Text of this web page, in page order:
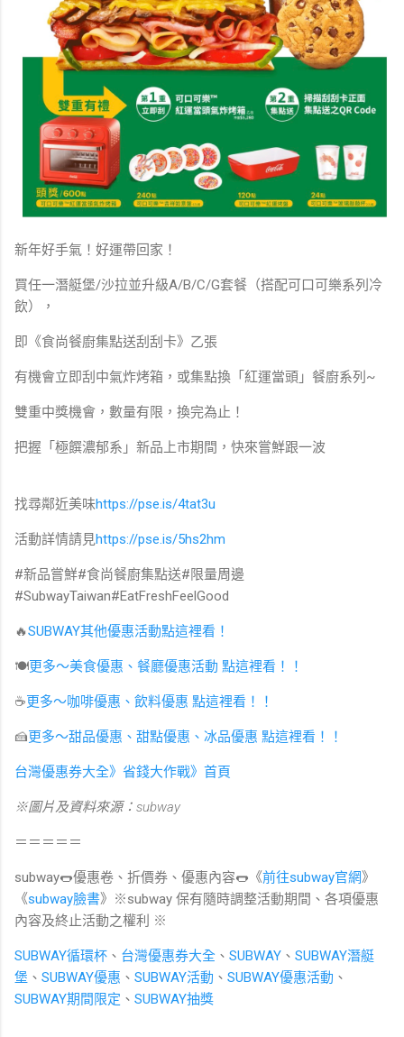
新年好手氣！好運帶回家！
買任一潛艇堡/沙拉並升級A/B/C/G套餐（搭配可口可樂系列冷
飲），
即《食尚餐廚集點送刮刮卡》乙張
有機會立即刮中氣炸烤箱，或集點換「紅運當頭」餐廚系列~
雙重中獎機會，數量有限，換完為止！
把握「極饌濃郁系」新品上市期間，快來嘗鮮跟一波
找尋鄰近美味https://pse.is/4tat3u
活動詳情請見https://pse.is/5hs2hm
#新品嘗鮮#食尚餐廚集點送#限量周邊
#SubwayTaiwan#EatFreshFeelGood
🔥SUBWAY其他優惠活動點這裡看！
🍽更多～美食優惠、餐廳優惠活動 點這裡看！！
☕️更多～咖啡優惠、飲料優惠 點這裡看！！
🍰更多～甜品優惠、甜點優惠、冰品優惠 點這裡看！！
台灣優惠券大全》省錢大作戰》首頁
※圖片及資料來源：subway
＝＝＝＝＝
subway🌭優惠卷、折價券、優惠內容🌭《前往subway官網》
《subway臉書》※subway 保有隨時調整活動期間、各項優惠
內容及終止活動之權利 ※
SUBWAY循環杯 、 台灣優惠券大全 、 SUBWAY 、 SUBWAY潛艇
堡 、 SUBWAY優惠 、 SUBWAY活動 、 SUBWAY優惠活動 、
SUBWAY期間限定 、 SUBWAY抽獎